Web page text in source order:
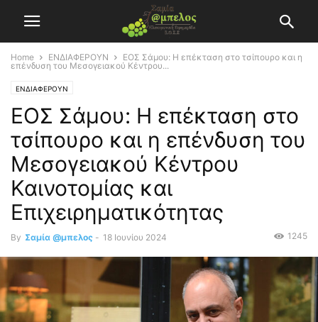
Home ΕΝΔΙΑΦΕΡΟΥΝ
ΕΟΣ Σάμου: Η επέκταση στο τσίπουρο και η
επένδυση του Μεσογειακού Κέντρου...
ΕΝΔΙΑΦΕΡΟΥΝ
ΕΟΣ Σάμου: Η επέκταση στο
τσίπουρο και η επένδυση του
Μεσογειακού Κέντρου
Καινοτομίας και
Επιχειρηματικότητας
By Σαμία @μπελος - 18 Ιουνίου 2024 1245